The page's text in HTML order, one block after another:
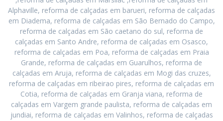
Alphaville, reforma de calçadas em barueri, reforma de calçadas
em Diadema, reforma de calçadas em São Bernado do Campo,
reforma de calçadas em São caetano do sul, reforma de
calçadas em Santo Andre, reforma de calçadas em Osasco,
reforma de calçadas em Poa, reforma de calçadas em Praia
Grande, reforma de calçadas em Guarulhos, reforma de
calçadas em Aruja, reforma de calçadas em Mogi das cruzes,
reforma de calçadas em ribeirao pires, reforma de calçadas em
Cotia, reforma de calçadas em Granja viana, reforma de
calçadas em Vargem grande paulista, reforma de calçadas em
jundiai, reforma de calçadas em Valinhos, reforma de calçadas